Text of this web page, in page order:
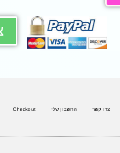
צרו קשר החשבון שלי Checkout